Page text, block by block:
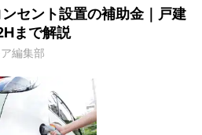
セント設置の補助金｜戸建
まで解説
編集部